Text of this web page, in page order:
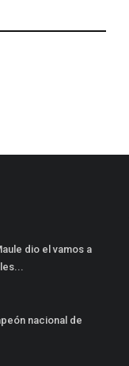
dio el vamos a
nacional de